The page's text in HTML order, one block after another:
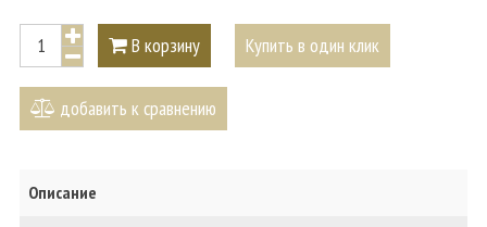
В корзину Купить в один клик
добавить к сравнению
Описание